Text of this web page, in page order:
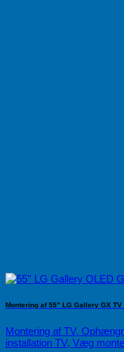
Montering af 55” LG Gallery GX
Montering af TV,
installation TV, Væg